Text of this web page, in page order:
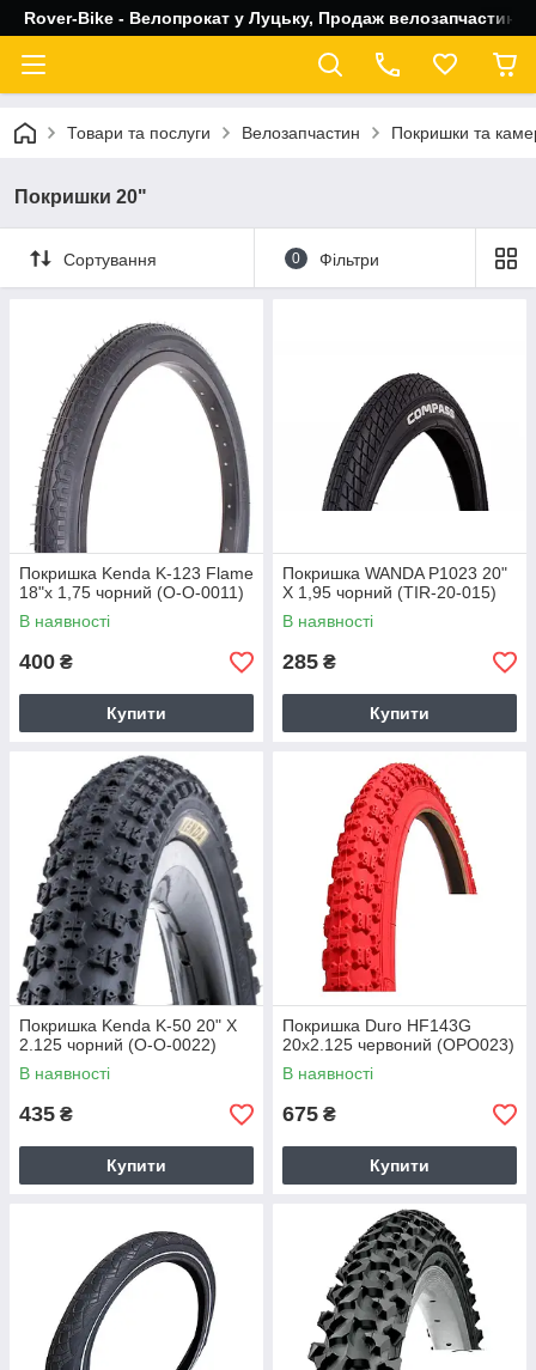
Rover-Bike - Велопрокат у Луцьку, Продаж велозапчастин,
Товари та послуги Велозапчастин Покришки та
Покришки 20"
Сортування 0 Фільтри
Покришка Kenda K-123 Flame
18"х 1,75 чорний (O-O-0011)
В наявності
400 ₴
Купити
Покришка WANDA P1023 20"
Х 1,95 чорний (TIR-20-015)
В наявності
285 ₴
Купити
Покришка Kenda K-50 20" Х
2.125 чорний (O-O-0022)
В наявності
435 ₴
Купити
Покришка Duro HF143G
20x2.125 червоний (OPO023)
В наявності
675 ₴
Купити